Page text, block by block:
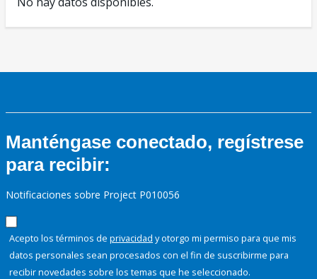
Manténgase conectado, regístrese
para recibir:
Notificaciones sobre Project P010056
Acepto los términos de privacidad y otorgo mi permiso para que mis
datos personales sean procesados con el fin de suscribirme para
recibir novedades sobre los temas que he seleccionado.